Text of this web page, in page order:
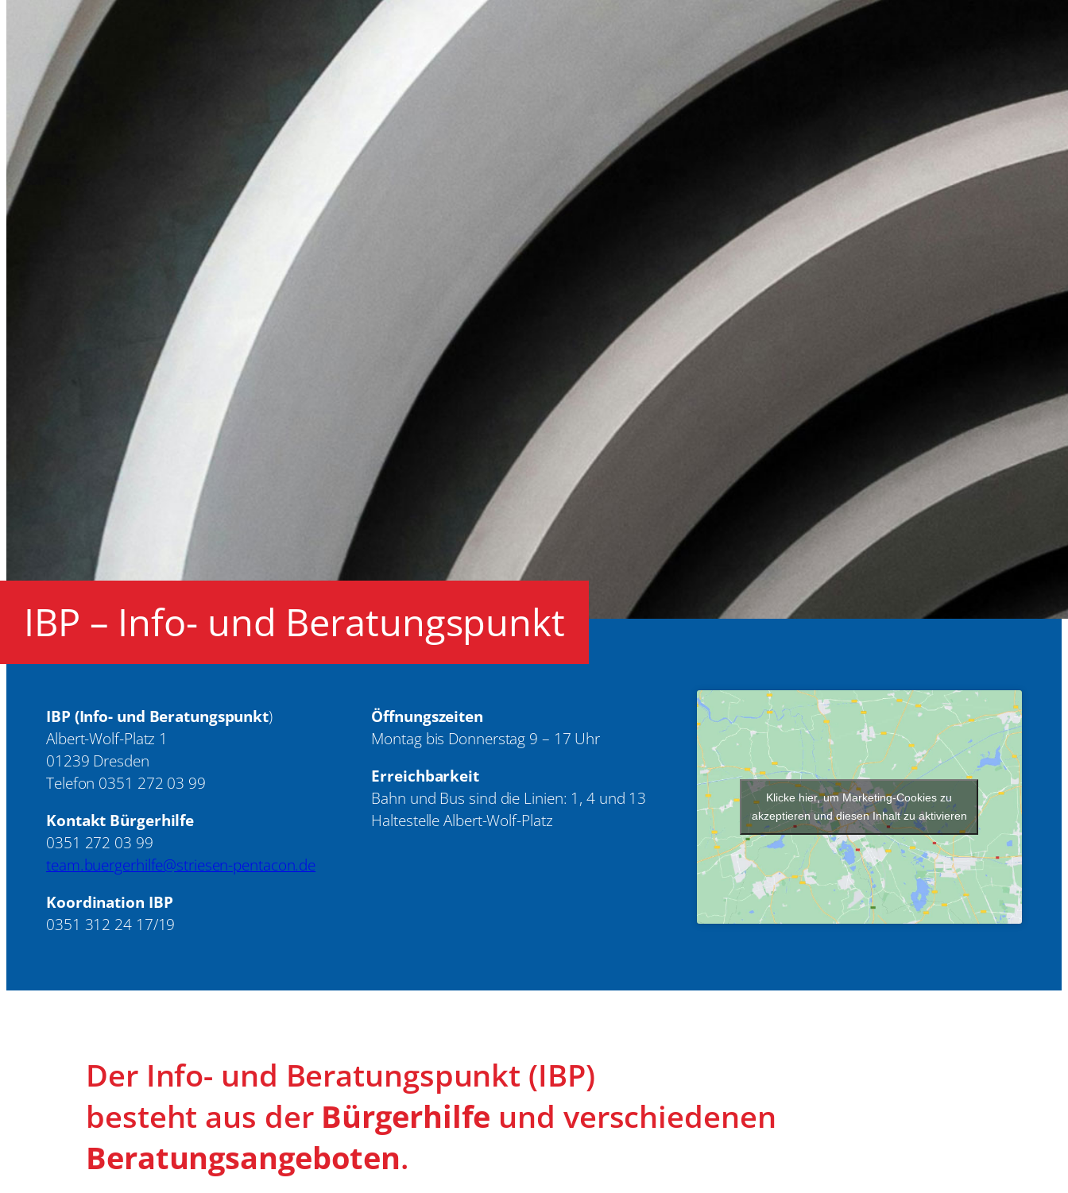
IBP – Info- und Beratungspunkt
IBP (Info- und Beratungspunkt)
Albert-Wolf-Platz 1
01239 Dresden
Telefon 0351 272 03 99
Kontakt Bürgerhilfe
0351 272 03 99
team.buergerhilfe@striesen-pentacon.de
Koordination IBP
0351 312 24 17/19
Öffnungszeiten
Montag bis Donnerstag 9 – 17 Uhr
Erreichbarkeit
Bahn und Bus sind die Linien: 1, 4 und 13
Haltestelle Albert-Wolf-Platz
Klicke hier, um Marketing-Cookies zu
akzeptieren und diesen Inhalt zu aktivieren
Der Info- und Beratungspunkt (IBP)
besteht aus der Bürgerhilfe und verschiedenen
Beratungsangeboten.